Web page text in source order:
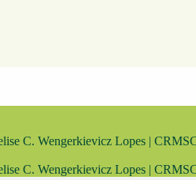
C. Wengerkievicz Lopes |
C. Wengerkievicz Lopes |